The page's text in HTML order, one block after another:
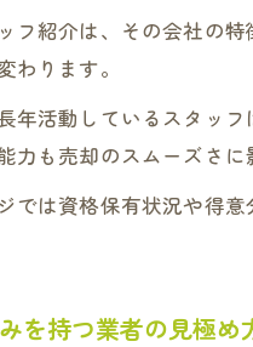
フ紹介は、その会社の
わります。
年活動しているスタッ
力も売却のスムーズさに
では資格保有状況や得
を持つ業者の見極め